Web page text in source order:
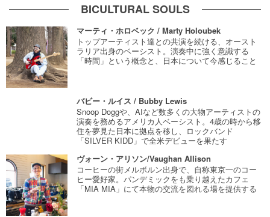
BICULTURAL SOULS
マーティ・ホロベック / Marty Holoubek
トップアーティスト達との共演を続ける、オースト
ラリア出身のベーシスト。演奏中に強く意識する
「時間」という概念と、日本について今感じること
バビー・ルイス / Bubby Lewis
Snoop Doggや、AIなど数多くの大物アーティストの
演奏を務めるアメリカ人ベーシスト。4歳の時から移
住を夢見た日本に拠点を移し、ロックバンド
「SILVER KIDD」で全米デビューを果たす
ヴォーン・アリソン/Vaughan Allison
コーヒーの街メルボルン出身で、自称東京一のコー
ヒー愛好家。パンデミックをも乗り越えたカフェ
「MIA MIA」にて本物の交流を図れる場を提供する